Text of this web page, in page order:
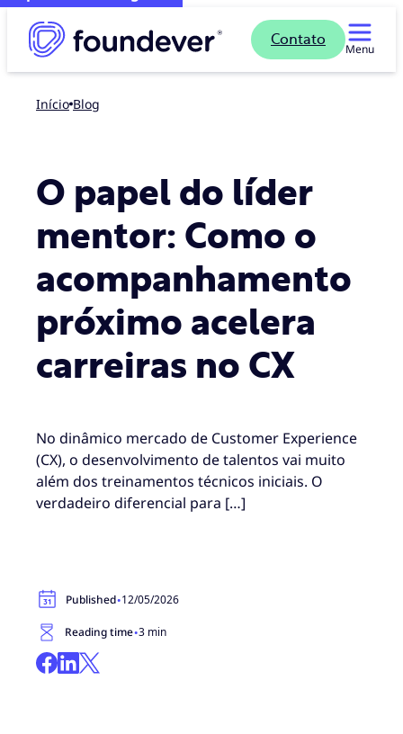
Contato
Menu
Início blog
O papel do líder
mentor: Como o
acompanhamento
próximo acelera
carreiras no CX
No dinâmico mercado de Customer Experience
(CX), o desenvolvimento de talentos vai muito
além dos treinamentos técnicos iniciais. O
verdadeiro diferencial para […]
Published·12/05/2026
Reading time·3 min